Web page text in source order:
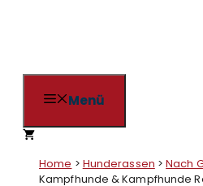
Menü
Home > Hunderassen >Nach
Kampfhunde & Kampfhunde